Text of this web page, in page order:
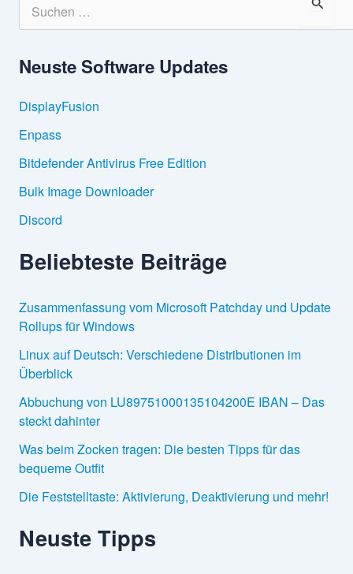
c
e
a
c
h
:
Neuste Software Updates
DisplayFusion
Enpass
Bitdefender Antivirus Free Edition
Bulk Image Downloader
Discord
Beliebteste Beiträge
Zusammenfassung vom Microsoft Patchday und Update
Rollups für Windows
Linux auf Deutsch: Verschiedene Distributionen im
Überblick
Abbuchung von LU89751000135104200E IBAN – Das
steckt dahinter
Was beim Zocken tragen: Die besten Tipps für das
bequeme Outfit
Die Feststelltaste: Aktivierung, Deaktivierung und mehr!
Neuste Tipps